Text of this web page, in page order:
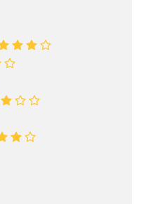
en tissu 100 %
de haute
durable,
et facile à
Non étouffant,
au sec, léger
pliable.
intempéries. Vous